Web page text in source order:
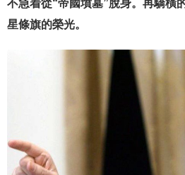
不急着從“帝國墳墓”脫身。再驕橫
星條旗的榮光。